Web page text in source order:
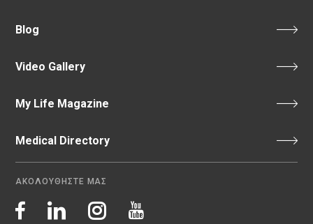
Blog
Video Gallery
My Life Magazine
Medical Directory
ΑΚΟΛΟΥΘΗΣΤΕ ΜΑΣ